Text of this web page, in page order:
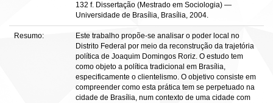
132 f. Dissertação (Mestrado em Sociologia) —
Universidade de Brasília, Brasília, 2004.
Resumo:
Este trabalho propõe-se analisar o poder local no
Distrito Federal por meio da reconstrução da trajetória
política de Joaquim Domingos Roriz. O estudo tem
como objeto a política tradicional em Brasília,
especificamente o clientelismo. O objetivo consiste em
compreender como esta prática tem se perpetuado na
cidade de Brasília, num contexto de uma cidade com